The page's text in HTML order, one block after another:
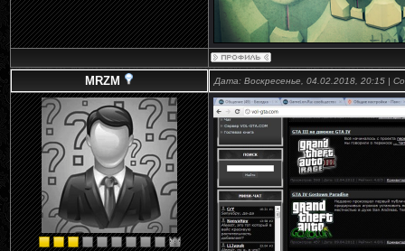
MRZM Дата: Воскресенье, 04.02.2018, 20:15 |